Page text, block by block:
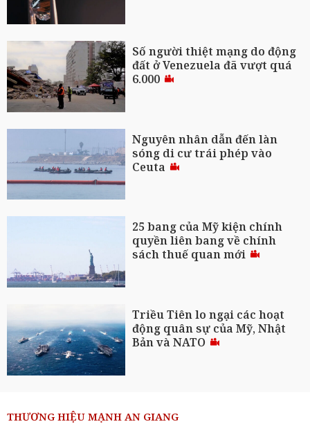
Số người thiệt mạng do động
đất ở Venezuela đã vượt quá
6.000
Nguyên nhân dẫn đến làn
sóng di cư trái phép vào
Ceuta
25 bang của Mỹ kiện chính
quyền liên bang về chính
sách thuế quan mới
Triều Tiên lo ngại các hoạt
động quân sự của Mỹ, Nhật
Bản và NATO
THƯƠNG HIỆU MẠNH AN GIANG